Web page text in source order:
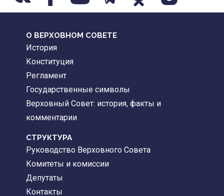
О ВЕРХОВНОМ СОВЕТЕ
История
Конституция
Регламент
Государственные символы
Верховный Совет: история, факты и
комментарии
CТРУКТУРА
Руководство Верховного Совета
Комитеты и комиссии
Депутаты
Контакты